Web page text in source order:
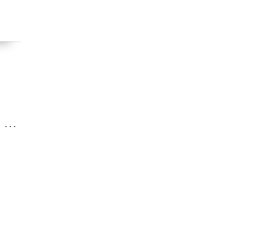
Anti-frizz mousse for definisjon av krøller fra Wella Professional